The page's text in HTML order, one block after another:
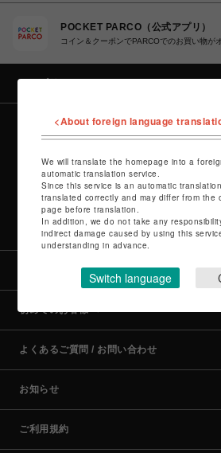
POCKET PARCO（公式アプリ）
コイン＆クーポンでPARCOでのお買い物が
カテゴリー
全カテゴリーから探す
culture TOP
POP-UP SHOP TOP
PARCO GAMES TOP
全国のPARCO店舗
初めてのお客様へ
よくあるご質問 / お問い合わせ
お知らせ
ご利用規約
<About foreign language
We will translate the homepage into a
automatic translation service.
Since this service is an automatic
translated correctly and may differ from the
page before translation.
In addition, we do not take any
indirect damage caused by using this
understanding in advance.
Switch language